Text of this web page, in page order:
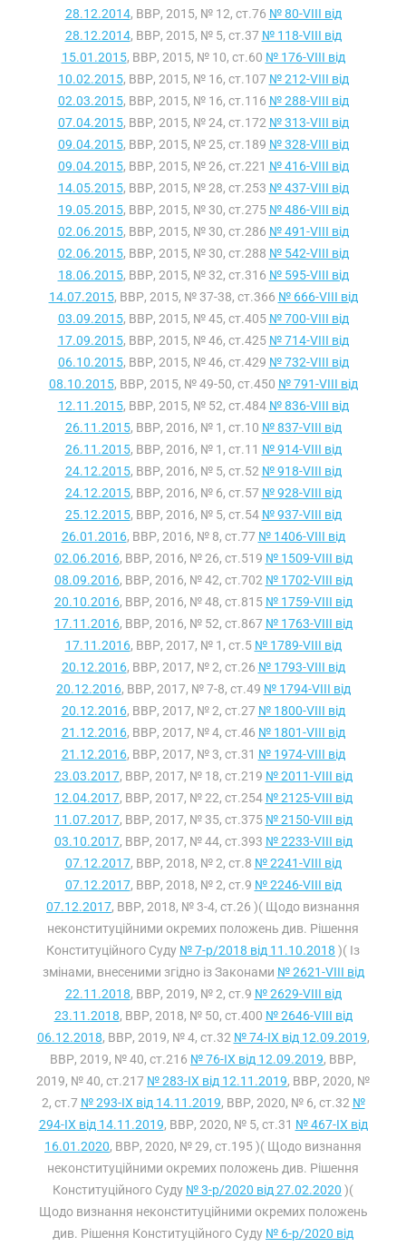
28.12.2014, ВВР, 2015, № 12, ст.76 № 80-VIII від
28.12.2014, ВВР, 2015, № 5, ст.37 № 118-VIII від
15.01.2015, ВВР, 2015, № 10, ст.60 № 176-VIII від
10.02.2015, ВВР, 2015, № 16, ст.107 № 212-VIII від
02.03.2015, ВВР, 2015, № 16, ст.116 № 288-VIII від
07.04.2015, ВВР, 2015, № 24, ст.172 № 313-VIII від
09.04.2015, ВВР, 2015, № 25, ст.189 № 328-VIII від
09.04.2015, ВВР, 2015, № 26, ст.221 № 416-VIII від
14.05.2015, ВВР, 2015, № 28, ст.253 № 437-VIII від
19.05.2015, ВВР, 2015, № 30, ст.275 № 486-VIII від
02.06.2015, ВВР, 2015, № 30, ст.286 № 491-VIII від
02.06.2015, ВВР, 2015, № 30, ст.288 № 542-VIII від
18.06.2015, ВВР, 2015, № 32, ст.316 № 595-VIII від
14.07.2015, ВВР, 2015, № 37-38, ст.366 № 666-VIII від
03.09.2015, ВВР, 2015, № 45, ст.405 № 700-VIII від
17.09.2015, ВВР, 2015, № 46, ст.425 № 714-VIII від
06.10.2015, ВВР, 2015, № 46, ст.429 № 732-VIII від
08.10.2015, ВВР, 2015, № 49-50, ст.450 № 791-VIII від
12.11.2015, ВВР, 2015, № 52, ст.484 № 836-VIII від
26.11.2015, ВВР, 2016, № 1, ст.10 № 837-VIII від
26.11.2015, ВВР, 2016, № 1, ст.11 № 914-VIII від
24.12.2015, ВВР, 2016, № 5, ст.52 № 918-VIII від
24.12.2015, ВВР, 2016, № 6, ст.57 № 928-VIII від
25.12.2015, ВВР, 2016, № 5, ст.54 № 937-VIII від
26.01.2016, ВВР, 2016, № 8, ст.77 № 1406-VIII від
02.06.2016, ВВР, 2016, № 26, ст.519 № 1509-VIII від
08.09.2016, ВВР, 2016, № 42, ст.702 № 1702-VIII від
20.10.2016, ВВР, 2016, № 48, ст.815 № 1759-VIII від
17.11.2016, ВВР, 2016, № 52, ст.867 № 1763-VIII від
17.11.2016, ВВР, 2017, № 1, ст.5 № 1789-VIII від
20.12.2016, ВВР, 2017, № 2, ст.26 № 1793-VIII від
20.12.2016, ВВР, 2017, № 7-8, ст.49 № 1794-VIII від
20.12.2016, ВВР, 2017, № 2, ст.27 № 1800-VIII від
21.12.2016, ВВР, 2017, № 4, ст.46 № 1801-VIII від
21.12.2016, ВВР, 2017, № 3, ст.31 № 1974-VIII від
23.03.2017, ВВР, 2017, № 18, ст.219 № 2011-VIII від
12.04.2017, ВВР, 2017, № 22, ст.254 № 2125-VIII від
11.07.2017, ВВР, 2017, № 35, ст.375 № 2150-VIII від
03.10.2017, ВВР, 2017, № 44, ст.393 № 2233-VIII від
07.12.2017, ВВР, 2018, № 2, ст.8 № 2241-VIII від
07.12.2017, ВВР, 2018, № 2, ст.9 № 2246-VIII від
07.12.2017, ВВР, 2018, № 3-4, ст.26 )( Щодо визнання
неконституційними окремих положень див. Рішення
Конституційного Суду № 7-р/2018 від 11.10.2018 )( Із
змінами, внесеними згідно із Законами № 2621-VIII від
22.11.2018, ВВР, 2019, № 2, ст.9 № 2629-VIII від
23.11.2018, ВВР, 2018, № 50, ст.400 № 2646-VIII від
06.12.2018, ВВР, 2019, № 4, ст.32 № 74-IX від 12.09.2019,
ВВР, 2019, № 40, ст.216 № 76-IX від 12.09.2019, ВВР,
2019, № 40, ст.217 № 283-IX від 12.11.2019, ВВР, 2020, №
2, ст.7 № 293-IX від 14.11.2019, ВВР, 2020, № 6, ст.32 №
294-IX від 14.11.2019, ВВР, 2020, № 5, ст.31 № 467-IX від
16.01.2020, ВВР, 2020, № 29, ст.195 )( Щодо визнання
неконституційними окремих положень див. Рішення
Конституційного Суду № 3-р/2020 від 27.02.2020 )(
Щодо визнання неконституційними окремих положень
див. Рішення Конституційного Суду № 6-р/2020 від